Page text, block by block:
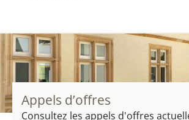
Appels d’offres
Consultez les appels d'offres